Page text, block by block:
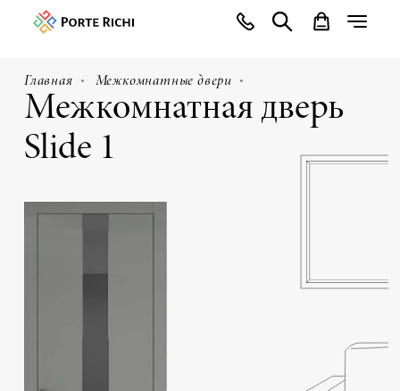
Главная Межкомнатные двери
Межкомнатная дверь
Slide 1